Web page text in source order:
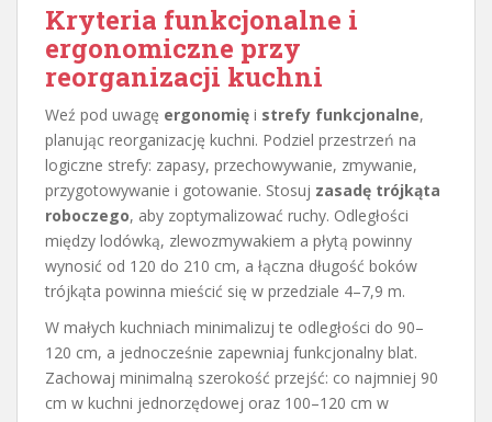
Kryteria funkcjonalne i
ergonomiczne przy
reorganizacji kuchni
Weź pod uwagę ergonomię i strefy funkcjonalne,
planując reorganizację kuchni. Podziel przestrzeń na
logiczne strefy: zapasy, przechowywanie, zmywanie,
przygotowywanie i gotowanie. Stosuj zasadę trójkąta
roboczego, aby zoptymalizować ruchy. Odległości
między lodówką, zlewozmywakiem a płytą powinny
wynosić od 120 do 210 cm, a łączna długość boków
trójkąta powinna mieścić się w przedziale 4–7,9 m.
W małych kuchniach minimalizuj te odległości do 90–
120 cm, a jednocześnie zapewniaj funkcjonalny blat.
Zachowaj minimalną szerokość przejść: co najmniej 90
cm w kuchni jednorzędowej oraz 100–120 cm w